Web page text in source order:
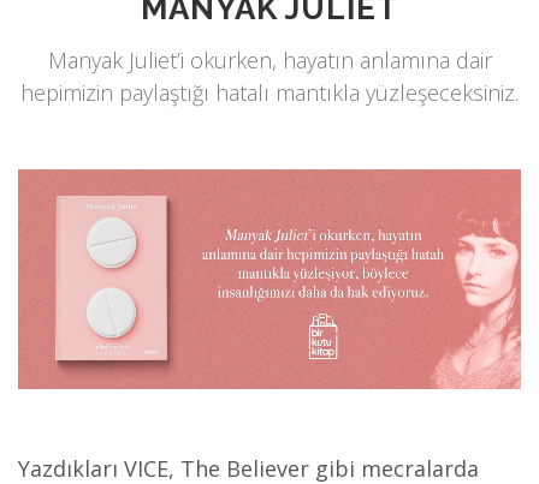
MANYAK JULIET
Manyak Juliet’i okurken, hayatın anlamına dair
hepimizin paylaştığı hatalı mantıkla yüzleşeceksiniz.
Yazdıkları VICE, The Believer gibi mecralarda